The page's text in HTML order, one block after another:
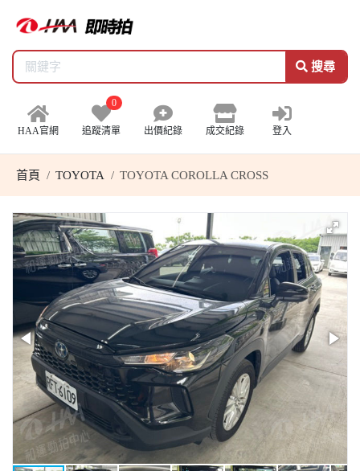
搜尋
HAA官網
0
追蹤清單 出價紀錄 成交紀錄 登入
首頁 TOYOTA TOYOTA COROLLA CROSS